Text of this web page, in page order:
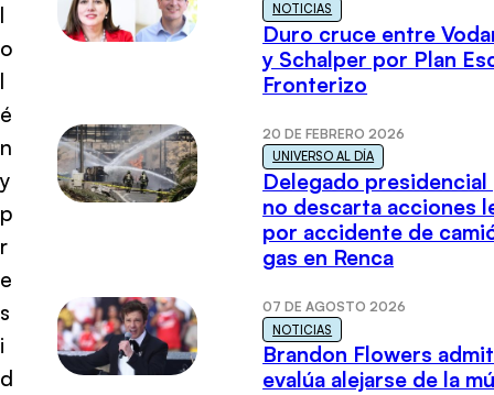
l
o
l
é
n
y
p
r
e
s
i
d
NOTICIAS
Duro cruce entre
y Schalper por Plan
Fronterizo
20 DE FEBRERO 2026
UNIVERSO AL DÍA
Delegado presidencial
no descarta acciones
por accidente de
gas en Renca
07 DE AGOSTO 2026
NOTICIAS
Brandon Flowers
evalúa alejarse de la